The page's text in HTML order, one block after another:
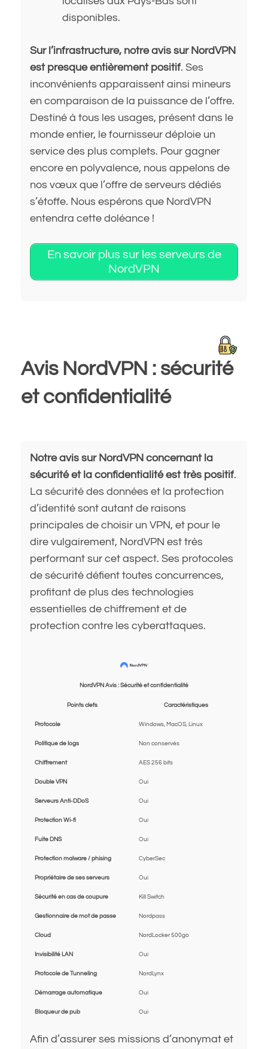
disponibles.
Sur l’infrastructure, notre avis sur NordVPN
est presque entièrement positif. Ses
inconvénients apparaissent ainsi mineurs
en comparaison de la puissance de l’offre.
Destiné à tous les usages, présent dans le
monde entier, le fournisseur déploie un
service des plus complets. Pour gagner
encore en polyvalence, nous appelons de
nos vœux que l’offre de serveurs dédiés
s’étoffe. Nous espérons que NordVPN
entendra cette doléance !
En savoir plus sur les serveurs de
NordVPN
Avis NordVPN : sécurité
et confidentialité
Notre avis sur NordVPN concernant la
sécurité et la confidentialité est très positif.
La sécurité des données et la protection
d’identité sont autant de raisons
principales de choisir un VPN, et pour le
dire vulgairement, NordVPN est très
performant sur cet aspect. Ses protocoles
de sécurité défient toutes concurrences,
profitant de plus des technologies
essentielles de chiffrement et de
protection contre les cyberattaques.
NordVPN Avis : Sécurité et confidentialité
Points clefs Caractéristiques
Protocole Windows, MacOS, Linux
Politique de logs Non conservés
Chiffrement AES 256 bits
Double VPN Oui
Serveurs Anti-DDoS Oui
Protection Wi-fi Oui
Fuite DNS Oui
Protection malware / phising CyberSec
Propriétaire de ses serveurs Oui
Sécurité en cas de coupure Kill Switch
Gestionnaire de mot de passe Nordpass
Cloud NordLocker 500go
Invisibilité LAN Oui
Protocole de Tunneling NordLynx
Démarrage automatique Oui
Bloqueur de pub Oui
Afin d’assurer ses missions d’anonymat et